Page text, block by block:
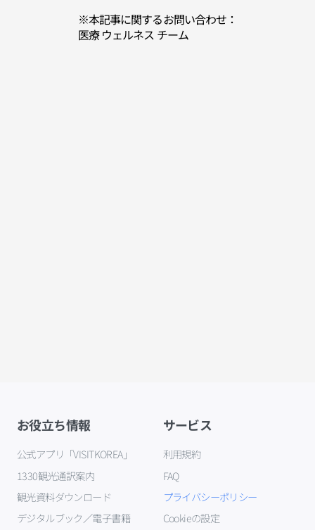
※本記事に関するお問い合わせ：
医療 ウェルネス チーム
お役立ち情報
公式アプリ「VISITKOREA」
1330観光通訳案内
観光資料ダウンロード
デジタルブック／電子書籍
サービス
利用規約
FAQ
プライバシーポリシー
Cookieの設定